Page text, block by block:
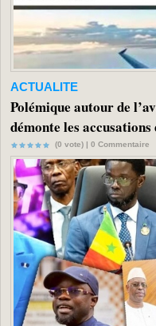
ACTUALITE
Polémique autour de
démonte les
(0 vote) | 0 Commentaire